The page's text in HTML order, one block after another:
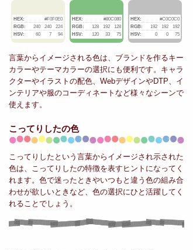
HEX:
#F0F0E0
RGB:
240 240
224
HSV:
60 7 94
HEX:
#80C080
RGB:
128 192
128
HSV:
120 33 75
HEX:
#C0C0C0
RGB:
192 192
192
HSV:
0 0 75
言葉からイメージされる色は、ブランドを作るキー
カラーやテーマカラーの選択にも便利です。キャラ
クターやイラストの配色、WebデザインやDTP、イ
ンテリアや服のコーディネートなど様々なシーンで
使えます。
こってりしたの色
こってりしたという言葉からイメージされ示された
色は、こってりしたの特徴を表すヒントになってく
れます。色で迷ったときやいつもと違う色の組み合
わせが欲しいときなど、色の選択にひと活躍してく
れることでしょう。